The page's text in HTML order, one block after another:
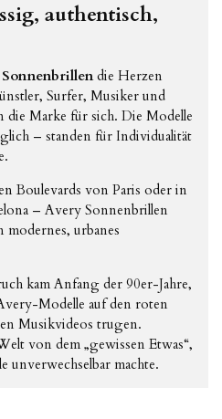
authentisch,
die Herzen
Surfer, Musiker und
die Marke für sich. Die Modelle
– standen für Individualität
Boulevards von Paris oder in
– Avery Sonnenbrillen
urbanes
kam Anfang der 90er-Jahre,
Modelle auf den roten
Musikvideos trugen.
von dem „gewissen Etwas“,
unverwechselbar machte.